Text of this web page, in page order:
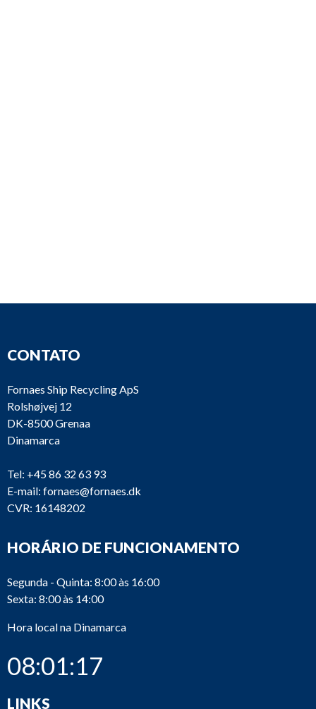
CONTATO
Fornaes Ship Recycling ApS
Rolshøjvej 12
DK-8500 Grenaa
Dinamarca
Tel: +45 86 32 63 93
E-mail: fornaes@fornaes.dk
CVR: 16148202
HORÁRIO DE FUNCIONAMENTO
Segunda - Quinta: 8:00 às 16:00
Sexta: 8:00 às 14:00
Hora local na Dinamarca
08:01:17
LINKS